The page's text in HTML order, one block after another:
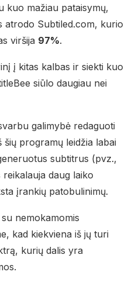
kuo mažiau pataisymų,
atrodo Subtiled.com, kurio
viršija 97%.
į kitas kalbas ir siekti kuo
siūlo daugiau nei
galimybė redaguoti
programų leidžia labai
subtitrus (pvz.,
daug laiko
įrankių patobulinimų.
nemokamomis
kad kiekviena iš jų turi
kurių dalis yra